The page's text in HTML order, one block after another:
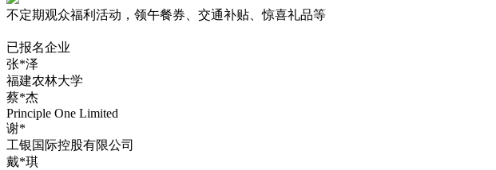
不定期观众福利活动 ，领午餐券、交通补贴、惊喜礼品等
已报名企业
张*泽
福建农林大学
蔡*杰
Principle One Limited
谢*
工银国际控股有限公司
戴*琪